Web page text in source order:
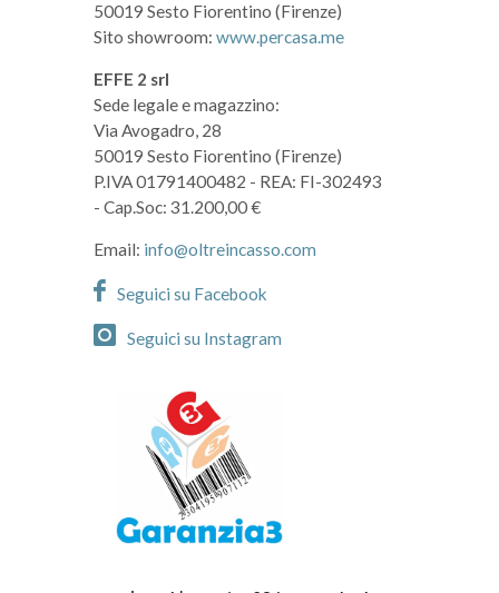
50019 Sesto Fiorentino (Firenze)
Sito showroom: www.percasa.me
EFFE 2 srl
Sede legale e magazzino:
Via Avogadro, 28
50019 Sesto Fiorentino (Firenze)
P.IVA 01791400482 - REA: FI-302493
- Cap.Soc: 31.200,00 €
Email: info@oltreincasso.com
Seguici su Facebook
Seguici su Instagram